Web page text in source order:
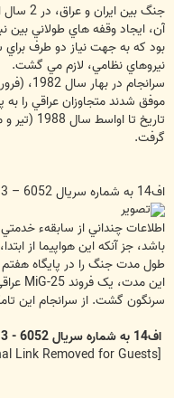
جنگ بين
آن، ايجاد وقفه هاي طولاني بين
بود که به جهت نياز دو طرف براي
نيروهاي نظامي، لازم مي گشت.
موفق شدند متجاوزان عراقي را
گرفت.
اف14 به شماره سريال 6052 – 3
طول مدت جنگ را در پايگاه
سرنگون گشت. از سرانجام اين
اف14 به شماره سريال 6052 - 3 همچنان سرافراز در خدمت است: